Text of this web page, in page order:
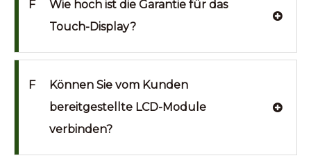
F
Wie hoch ist die Garantie für das
Touch-Display?
F
Können Sie vom Kunden
bereitgestellte LCD-Module
verbinden?